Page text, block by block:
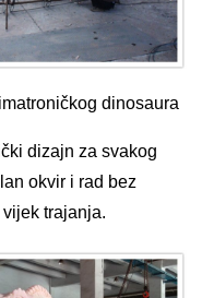
dinosaura
dizajn za svakog
okvir i rad bez
trajanja.